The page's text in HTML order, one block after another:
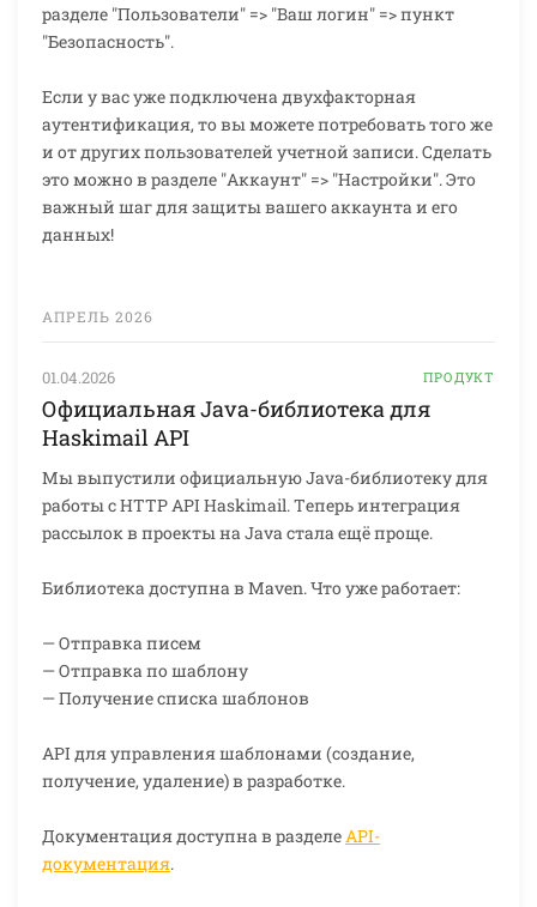
разделе "Пользователи" => "Ваш логин" => пункт
"Безопасность".
Если у вас уже подключена двухфакторная
аутентификация, то вы можете потребовать того же
и от других пользователей учетной записи. Сделать
это можно в разделе "Аккаунт" => "Настройки". Это
важный шаг для защиты вашего аккаунта и его
данных!
АПРЕЛЬ 2026
01.04.2026 ПРОДУКТ
Официальная Java-библиотека для
Haskimail API
Мы выпустили официальную Java-библиотеку для
работы с HTTP API Haskimail. Теперь интеграция
рассылок в проекты на Java стала ещё проще.
Библиотека доступна в Maven. Что уже работает:
— Отправка писем
— Отправка по шаблону
— Получение списка шаблонов
API для управления шаблонами (создание,
получение, удаление) в разработке.
Документация доступна в разделе API-
документация.